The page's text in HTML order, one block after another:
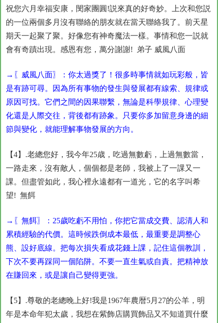
祝您六月幸福安康，閔家團圓!説來真的好奇妙。上次和您説
的一位兩個多月沒有聯絡的朋友就在當天聯絡我了。前天星
期天一起聚了聚。好像您有神奇魔法一樣。事情和您一説就
會有奇蹟出現。感恩有您，萬分謝謝! 弟子 威風八面
→〖威風八面〗：你太過獎了！很多時事情就如玩彩般，皆
是有跡可尋。因為所有事物的發生與發展都有線索、規律或
原因可找。它們之間的因果聯繫，無論是科學規律、心理變
化還是人際交往，背後都有跡象。只要你多加留意身邊的細
節與變化，就能理解事物發展的方向。
【4】.老總您好，我今年25歳，吃過無數虧，上過無數當，
一路走來，沒有敵人，個個都是老師，我被上了一課又一
課。但盡管如此，我心裡永遠都有一道光，它的名字叫希
望! 無餌
→〖無餌〗：25歲吃虧不用怕，你把它當成交費、認清人和
累積經驗的代價。這時候跌倒成本最低，最重要是調整心
熊、設好底線。把每次損失看成花錢上課，記住這個教訓，
下次不要再踩同一個陷阱。不要一直生氣或自責。把精神放
在賺回來，或是讓自己變得更強。
【5】.尊敬的老總晚上好!我是1967年農暦5月27的公羊，明
年是本命年犯太歲，我想在紫飾店購買飾品又不知道買什麼